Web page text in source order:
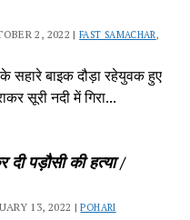
2, 2022 |FAST SAMACHAR ,
सहारे बाइक दौड़ा रहेयुवक हुए
सूरी नदी में गिरा...
दी पड़ौसी की हत्या /
13, 2022 |POHARI